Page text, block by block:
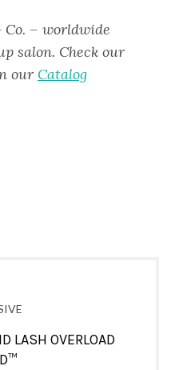
Co. – worldwide
salon. Check our
our Catalog
LASH OVERLOAD